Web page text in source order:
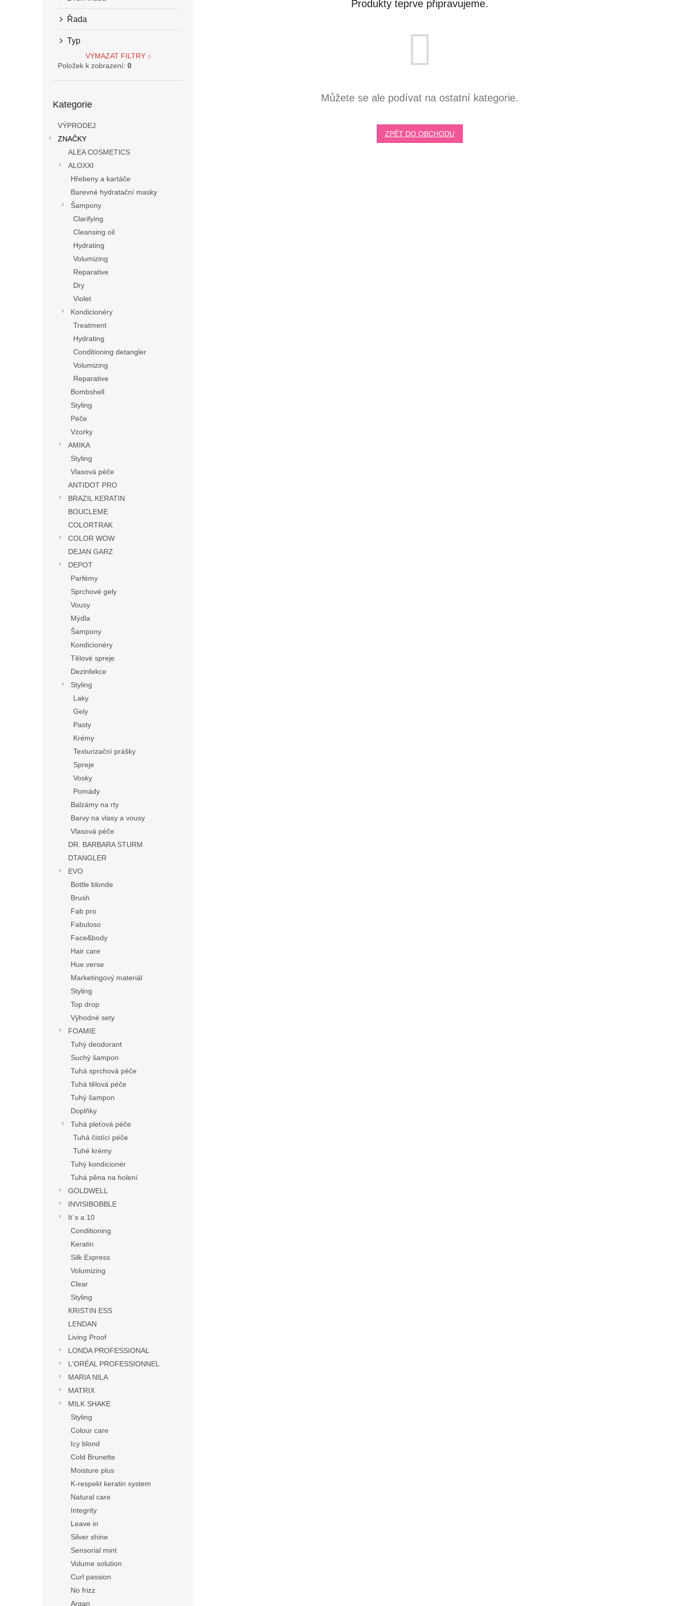
Řada
Typ
VYMAZAT FILTRY
Položek k zobrazení: 0
kategorie
Kategorie
VÝPRODEJ
ZNAČKY
ALEA COSMETICS
ALOXXI
Hřebeny a kartáče
Barevné hydratační masky
Šampony
Clarifying
Cleansing oil
Hydrating
Volumizing
Reparative
Dry
Violet
Kondicionéry
Treatment
Hydrating
Conditioning detangler
Volumizing
Reparative
Bombshell
Styling
Péče
Vzorky
AMIKA
Styling
Vlasová péče
ANTIDOT PRO
BRAZIL KERATIN
BOUCLEME
COLORTRAK
COLOR WOW
DEJAN GARZ
DEPOT
Parfémy
Sprchové gely
Vousy
Mýdla
Šampony
Kondicionéry
Tělové spreje
Dezinfekce
Styling
Laky
Gely
Pasty
Krémy
Texturizační prášky
Spreje
Vosky
Pomády
Balzámy na rty
Barvy na vlasy a vousy
Vlasová péče
DR. BARBARA STURM
DTANGLER
EVO
Bottle blonde
Brush
Fab pro
Fabuloso
Face&body
Hair care
Hue.verse
Marketingový materiál
Styling
Top drop
Výhodné sety
FOAMIE
Tuhý deodorant
Suchý šampon
Tuhá sprchová péče
Tuhá tělová péče
Tuhý šampon
Doplňky
Tuhá pleťová péče
Tuhá čistící péče
Tuhé krémy
Tuhý kondicionér
Tuhá pěna na holení
GOLDWELL
INVISIBOBBLE
It´s a 10
Conditioning
Keratin
Silk Express
Volumizing
Clear
Styling
KRISTIN ESS
LENDAN
Living Proof
LONDA PROFESSIONAL
L'ORÉAL PROFESSIONNEL
MARIA NILA
MATRIX
MILK SHAKE
Styling
Colour care
Icy blond
Cold Brunette
Moisture plus
K-respekt keratin system
Natural care
Integrity
Leave in
Silver shine
Sensorial mint
Volume solution
Curl passion
No frizz
Argan
Produkty teprve připravujeme.
Můžete se ale podívat na ostatní kategorie.
ZPĚT DO OBCHODU